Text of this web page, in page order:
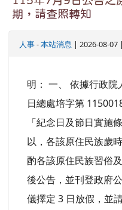
期，請查照轉知
人事-本站消息 | 2026-08-07
明： 一、 依據行政
日總處培字第
「紀念日及節日實施
以，各該原住民族歲
酌各該原住民族習俗
後公告，並刊登政府
儀擇定 3 日放假，並